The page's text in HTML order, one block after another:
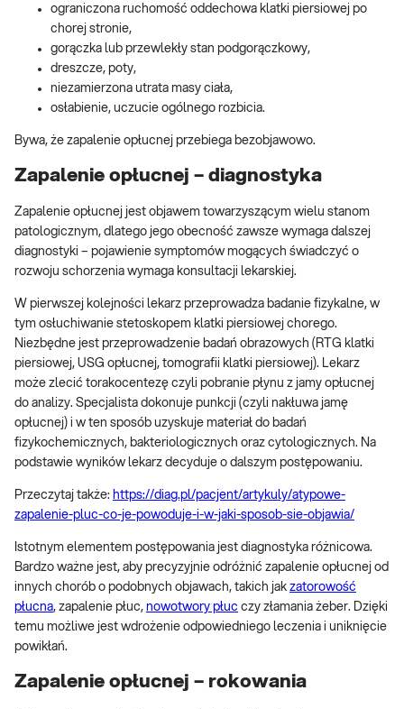
ograniczona ruchomość oddechowa klatki piersiowej po
chorej stronie,
gorączka lub przewlekły stan podgorączkowy,
dreszcze, poty,
niezamierzona utrata masy ciała,
osłabienie, uczucie ogólnego rozbicia.
Bywa, że zapalenie opłucnej przebiega bezobjawowo.
Zapalenie opłucnej – diagnostyka
Zapalenie opłucnej jest objawem towarzyszącym wielu stanom
patologicznym, dlatego jego obecność zawsze wymaga dalszej
diagnostyki – pojawienie symptomów mogących świadczyć o
rozwoju schorzenia wymaga konsultacji lekarskiej.
W pierwszej kolejności lekarz przeprowadza badanie fizykalne, w
tym osłuchiwanie stetoskopem klatki piersiowej chorego.
Niezbędne jest przeprowadzenie badań obrazowych (RTG klatki
piersiowej, USG opłucnej, tomografii klatki piersiowej). Lekarz
może zlecić torakocentezę czyli pobranie płynu z jamy opłucnej
do analizy. Specjalista dokonuje punkcji (czyli nakłuwa jamę
opłucnej) i w ten sposób uzyskuje materiał do badań
fizykochemicznych, bakteriologicznych oraz cytologicznych. Na
podstawie wyników lekarz decyduje o dalszym postępowaniu.
Przeczytaj także: https://diag.pl/pacjent/artykuly/atypowe-
zapalenie-pluc-co-je-powoduje-i-w-jaki-sposob-sie-objawia/
Istotnym elementem postępowania jest diagnostyka różnicowa.
Bardzo ważne jest, aby precyzyjnie odróżnić zapalenie opłucnej od
innych chorób o podobnych objawach, takich jak zatorowość
płucna, zapalenie płuc, nowotwory płuc czy złamania żeber. Dzięki
temu możliwe jest wdrożenie odpowiedniego leczenia i uniknięcie
powikłań.
Zapalenie opłucnej – rokowania